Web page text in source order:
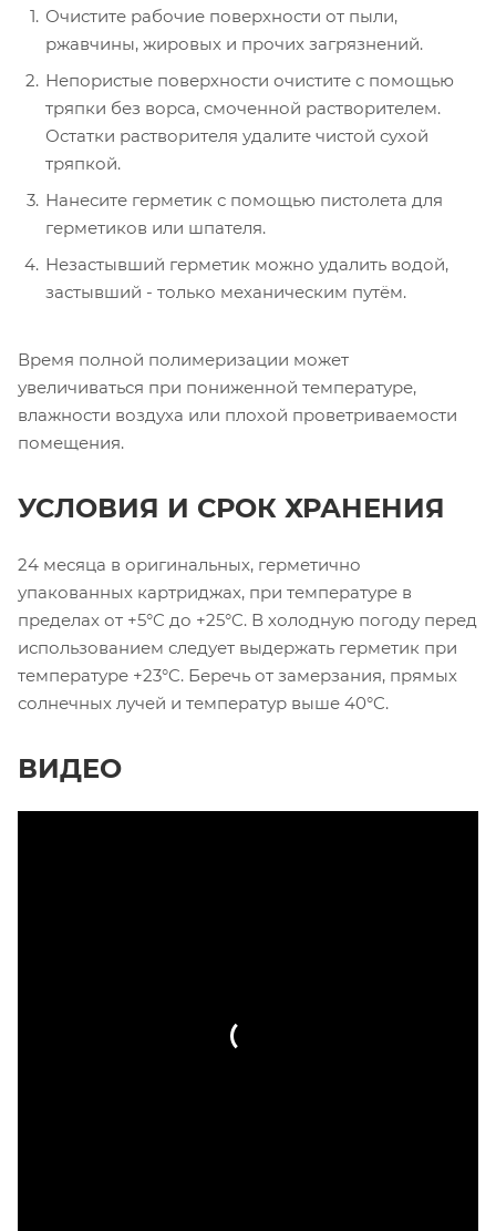
Очистите рабочие поверхности от пыли,
ржавчины, жировых и прочих загрязнений.
Непористые поверхности очистите с помощью
тряпки без ворса, смоченной растворителем.
Остатки растворителя удалите чистой сухой
тряпкой.
Нанесите герметик с помощью пистолета для
герметиков или шпателя.
Незастывший герметик можно удалить водой,
застывший - только механическим путём.
Время полной полимеризации может
увеличиваться при пониженной температуре,
влажности воздуха или плохой проветриваемости
помещения.
УСЛОВИЯ И СРОК ХРАНЕНИЯ
24 месяца в оригинальных, герметично
упакованных картриджах, при температуре в
пределах от +5°C до +25°C. В холодную погоду перед
использованием следует выдержать герметик при
температуре +23°C. Беречь от замерзания, прямых
солнечных лучей и температур выше 40°C.
ВИДЕО